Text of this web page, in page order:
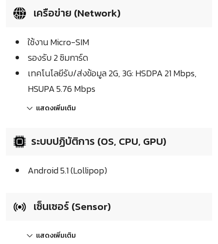
เครือข่าย (Network)
ใช้งาน Micro-SIM
รองรับ 2 ซิมการ์ด
เทคโนโลยีรับ/ส่งข้อมูล 2G, 3G: HSDPA 21 Mbps,
HSUPA 5.76 Mbps
แสดงเพิ่มเติม
ระบบปฏิบัติการ (OS, CPU, GPU)
Android 5.1 (Lollipop)
เซ็นเซอร์ (Sensor)
แสดงเพิ่มเติม